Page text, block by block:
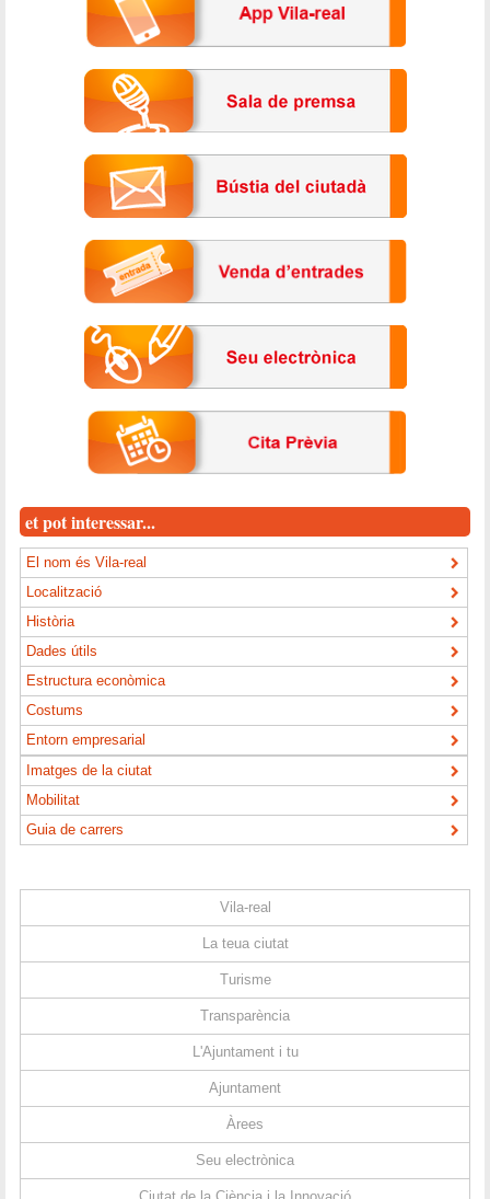
et pot interessar...
El nom és Vila-real
Localització
Història
Dades útils
Estructura econòmica
Costums
Entorn empresarial
Imatges de la ciutat
Mobilitat
Guia de carrers
Vila-real
La teua ciutat
Turisme
Transparència
L'Ajuntament i tu
Ajuntament
Àrees
Seu electrònica